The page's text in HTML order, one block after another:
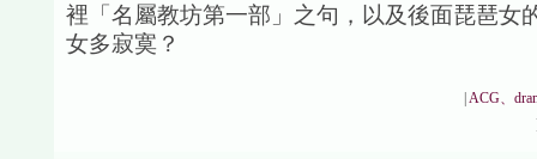
裡「名屬教坊第一部」之句，以及後面琵琶女
女多寂寞？
|ACG、